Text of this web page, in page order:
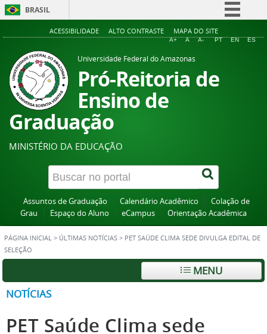
BRASIL
Simplifique!
Acesso à informação
ACESSIBILIDADE ALTO CONTRASTE MAPA DO SITE
A+ A A- PT EN ES
Universidade Federal do Amazonas
Pró-Reitoria de
Ensino de
Graduação
MINISTÉRIO DA EDUCAÇÃO
Assuntos de Graduação Calendário Acadêmico
Colação de
Grau
Espaço do Aluno eCampus Orientação Acadêmica
PÁGINA INICIAL > ÚLTIMAS NOTÍCIAS > PET SAÚDE CLIMA SEDE DIVULGA EDITAL DE
SELEÇÃO
MENU
NOTÍCIAS
PET Saúde Clima sede